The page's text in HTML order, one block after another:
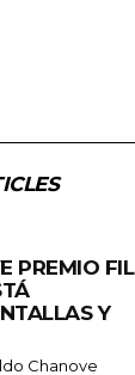
PREMIO FIL
Y
Chanove